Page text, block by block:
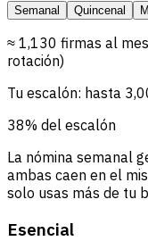
Semanal Quincenal
≈ 1,130 firmas al
rotación)
Tu escalón: hasta
38% del escalón
La nómina semanal
ambas caen en el
solo usas más de tu
Esencial